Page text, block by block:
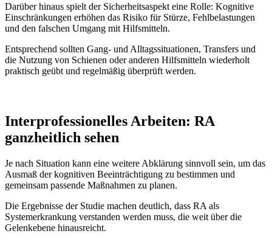
Darüber hinaus spielt der Sicherheitsaspekt eine Rolle: Kognitive
Einschränkungen erhöhen das Risiko für Stürze, Fehlbelastungen
und den falschen Umgang mit Hilfsmitteln.
Entsprechend sollten Gang- und Alltagssituationen, Transfers und
die Nutzung von Schienen oder anderen Hilfsmitteln wiederholt
praktisch geübt und regelmäßig überprüft werden.
Interprofessionelles Arbeiten: RA
ganzheitlich sehen
Je nach Situation kann eine weitere Abklärung sinnvoll sein, um das
Ausmaß der kognitiven Beeinträchtigung zu bestimmen und
gemeinsam passende Maßnahmen zu planen.
Die Ergebnisse der Studie machen deutlich, dass RA als
Systemerkrankung verstanden werden muss, die weit über die
Gelenkebene hinausreicht.